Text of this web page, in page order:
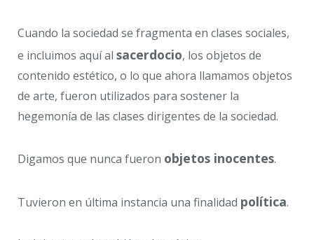
Cuando la sociedad se fragmenta en clases sociales,
e incluimos aquí al sacerdocio, los objetos de
contenido estético, o lo que ahora llamamos objetos
de arte, fueron utilizados para sostener la
hegemonía de las clases dirigentes de la sociedad.
Digamos que nunca fueron objetos inocentes.
Tuvieron en última instancia una finalidad política.